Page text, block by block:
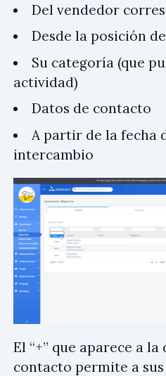
Del vendedor
Desde la posición
Su categoría (que
actividad)
Datos de contacto
A partir de la fecha
intercambio
El “+” que aparece a
contacto permite a